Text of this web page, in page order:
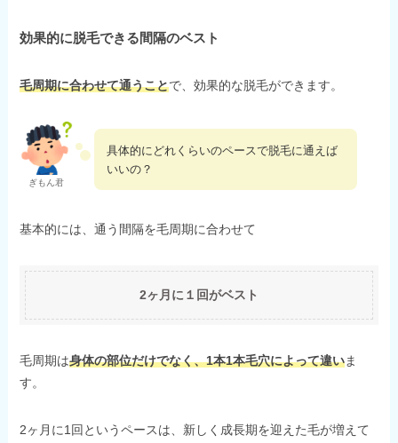
効果的に脱毛できる間隔のベスト
毛周期に合わせて通うことで、効果的な脱毛ができます。
ぎもん君
具体的にどれくらいのペースで脱毛に通えば
いいの？
基本的には、通う間隔を毛周期に合わせて
2ヶ月に１回がベスト
毛周期は身体の部位だけでなく、1本1本毛穴によって違いま
す。
2ヶ月に1回というペースは、新しく成長期を迎えた毛が増えて